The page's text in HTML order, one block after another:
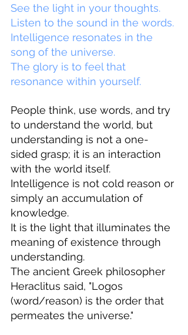
See the light in your thoughts.
Listen to the sound in the words.
Intelligence resonates in the
song of the universe.
The glory is to feel that
resonance within yourself.
People think, use words, and try
to understand the world, but
understanding is not a one-
sided grasp; it is an interaction
with the world itself.
Intelligence is not cold reason or
simply an accumulation of
knowledge.
It is the light that illuminates the
meaning of existence through
understanding.
The ancient Greek philosopher
Heraclitus said, "Logos
(word/reason) is the order that
permeates the universe."